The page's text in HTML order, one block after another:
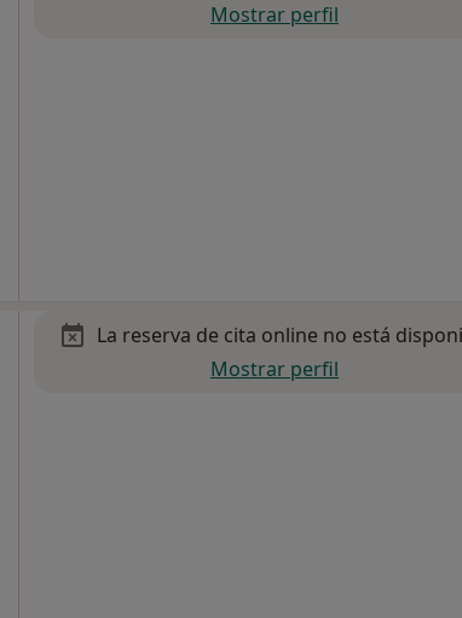
Mostrar perfil
La reserva de cita online no está
Mostrar perfil